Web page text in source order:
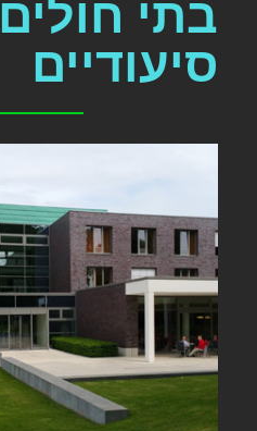
בתי חולים
סיעודיים